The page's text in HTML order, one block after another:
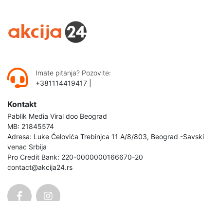
Imate pitanja? Pozovite:
+381114419417
Kontakt
Pablik Media Viral doo Beograd
MB: 21845574
Adresa: Luke Ćelovića Trebinjca 11 A/8/803, Beograd -Savski
venac Srbija
Pro Credit Bank: 220-0000000166670-20
contact@akcija24.rs